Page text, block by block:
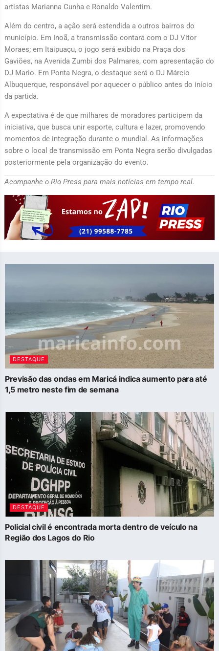
artistas Marianna Cunha e Ronaldo Valentim.
Além do centro, a ação será estendida a outros bairros do
município. Em Inoã, a transmissão contará com o DJ Vitor
Moraes; em Itaipuaçu, o jogo será exibido na Praça dos
Gaviões, na Avenida Zumbi dos Palmares, com apresentação do
DJ Mario. Em Ponta Negra, o destaque será o DJ Márcio
Albuquerque, responsável por aquecer o público antes do início
da partida.
A expectativa é de que milhares de moradores participem da
iniciativa, que busca unir esporte, cultura e lazer, promovendo
momentos de integração durante o mundial. As informações
sobre o local de transmissão em Ponta Negra serão divulgadas
posteriormente pela organização do evento.
Acompanhe o Rio Press para mais notícias em tempo real.
DESTAQUE
Previsão das ondas em Maricá indica aumento para até
1,5 metro neste fim de semana
DESTAQUE
Policial civil é encontrada morta dentro de veículo na
Região dos Lagos do Rio